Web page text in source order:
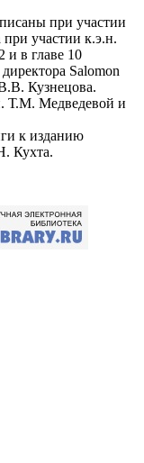
при участии
участии к.э.н.
в главе 10
Salomon
Кузнецова.
Т.М. Медведевой и
к изданию
Кухта.